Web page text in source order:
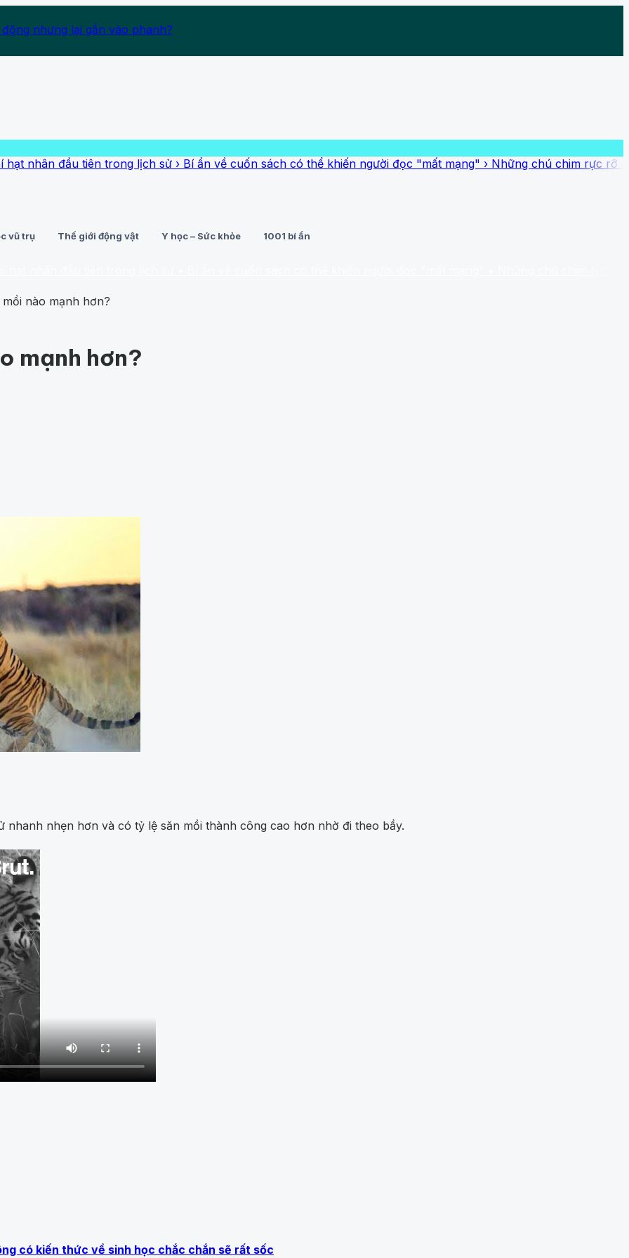
nhưng lại gắn vào phanh?
tiên trong lịch sử›Bí ẩn về cuốn sách có thể khiến người đọc "mất mạng"›Những chú chim rực rỡ sắc màu
vũ trụ Thế giới động vật Y học – Sức khỏe 1001 bí ẩn
nào mạnh hơn?
mạnh hơn?
nhẹn hơn và có tỷ lệ săn mồi thành công cao hơn nhờ đi theo bầy.
có kiến ​​thức về sinh học chắc chắn sẽ rất sốc